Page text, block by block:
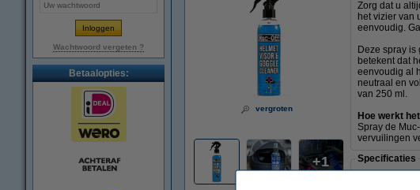
Wachtwoord vergeten ?
Betaalopties:
vergroten
1
Zorg dat u
het vizier van
eenvoudig.
Deze spray
betekent dat
eenvoudig al
neutraal en
van 250 ml.
Hoe werkt
Spray de
vervuilingen
Specificaties
Merk: